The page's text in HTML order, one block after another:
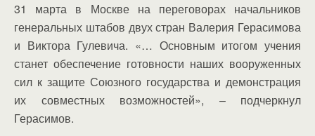
31 марта в Москве на переговорах начальников
генеральных штабов двух стран Валерия Герасимова
и Виктора Гулевича. «… Основным итогом учения
станет обеспечение готовности наших вооруженных
сил к защите Союзного государства и демонстрация
их совместных возможностей», – подчеркнул
Герасимов.